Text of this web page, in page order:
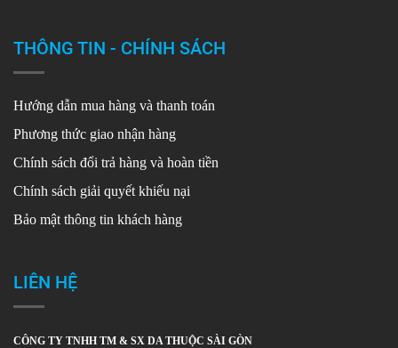
THÔNG TIN - CHÍNH SÁCH
Hướng dẫn mua hàng và thanh toán
Phương thức giao nhận hàng
Chính sách đổi trả hàng và hoàn tiền
Chính sách giải quyết khiếu nại
Bảo mật thông tin khách hàng
LIÊN HỆ
CÔNG TY TNHH TM & SX DA THUỘC SÀI GÒN